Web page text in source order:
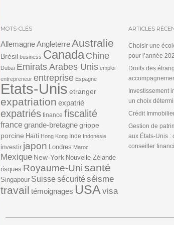
MOTS-CLÉS
AllemagneAngleterreAustralie
Brésil business CanadaChine
Dubaï Emirats Arabes Unis emploi
entrepreneur entreprise Espagne
Etats-Unis etranger
expatriation expatrié
expatriés finance fiscalité
france grande-bretagnegrippe
porcine Haïti Hong Kong Inde Indonésie
investir japon Londres Maroc
Mexique New-York Nouvelle-Zélande
risques Royaume-Unisanté
Singapour Suisse sécurité séisme
travail témoignages USA visa
ARTICLES
Choisir une
pour l’année
Droits des
Investissement
un choix
Crédit
Gestion de
aux États-Unis :
conseiller